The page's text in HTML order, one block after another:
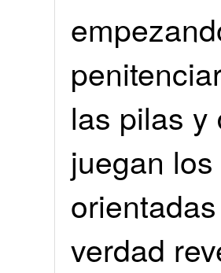
las pilas y
juegan
verdad